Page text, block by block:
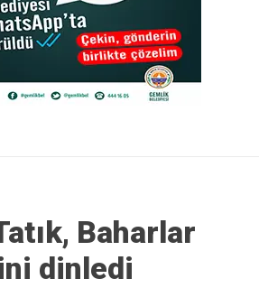
Baharlar
dinledi